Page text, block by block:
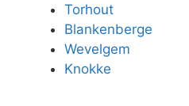
Torhout
Blankenberge
Wevelgem
Knokke